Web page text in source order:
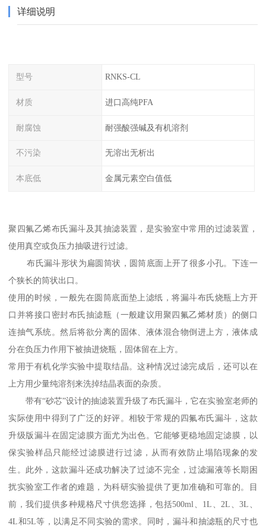
详细说明
型号 RNKS-CL
材质 进口高纯PFA
耐腐蚀 耐强酸强碱及有机溶剂
不污染 无溶出无析出
本底低 金属元素空白值低
聚四氟乙烯布氏漏斗及其抽滤装置，是实验室中常用的过滤装置，
使用真空或负压力抽吸进行过滤。
布氏漏斗形状为扁圆筒状，圆筒底面上开了很多小孔。下连一
个狭长的筒状出口。
使用的时候，一般先在圆筒底面垫上滤纸，将漏斗布氏烧瓶上方开
口并将接口密封布氏抽滤瓶（一般建议用聚四氟乙烯材质）的侧口
连抽气系统。然后将欲分离的固体、液体混合物倒进上方，液体成
分在负压力作用下被抽进烧瓶，固体留在上方。
常用于有机化学实验中提取结晶。这种情况过滤完成后，还可以在
上方用少量纯溶剂来洗掉结晶表面的杂质。
带有“砂芯”设计的抽滤装置升级了布氏漏斗，它在实验室老师的
实际使用中得到了广泛的好评。相较于常规的四氟布氏漏斗，这款
升级版漏斗在固定滤膜方面尤为出色。它能够更稳地固定滤膜，以
保实验样品只能经过滤膜进行过滤，从而有效防止塌陷现象的发
生。此外，这款漏斗还成功解决了过滤不完全，过滤漏液等长期困
扰实验室工作者的难题，为科研实验提供了更加准确和可靠的。目
前，我们提供多种规格尺寸供您选择，包括500ml、1L、2L、3L、
4L和5L等，以满足不同实验的需求。同时，漏斗和抽滤瓶的尺寸也